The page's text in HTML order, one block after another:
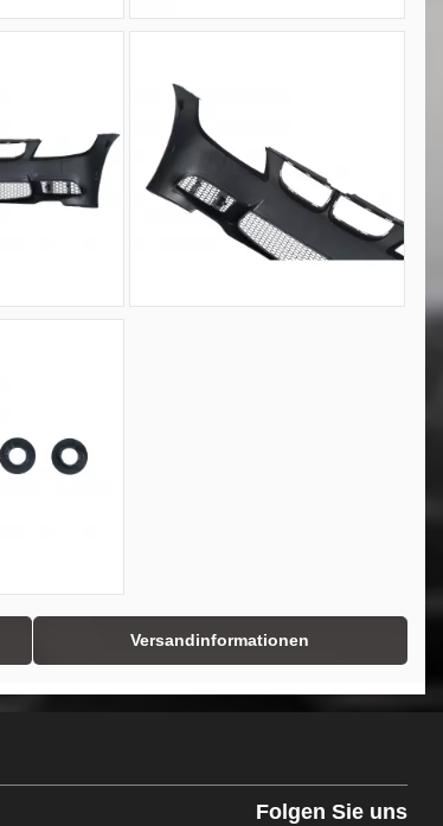
Versandinformationen
Folgen Sie uns